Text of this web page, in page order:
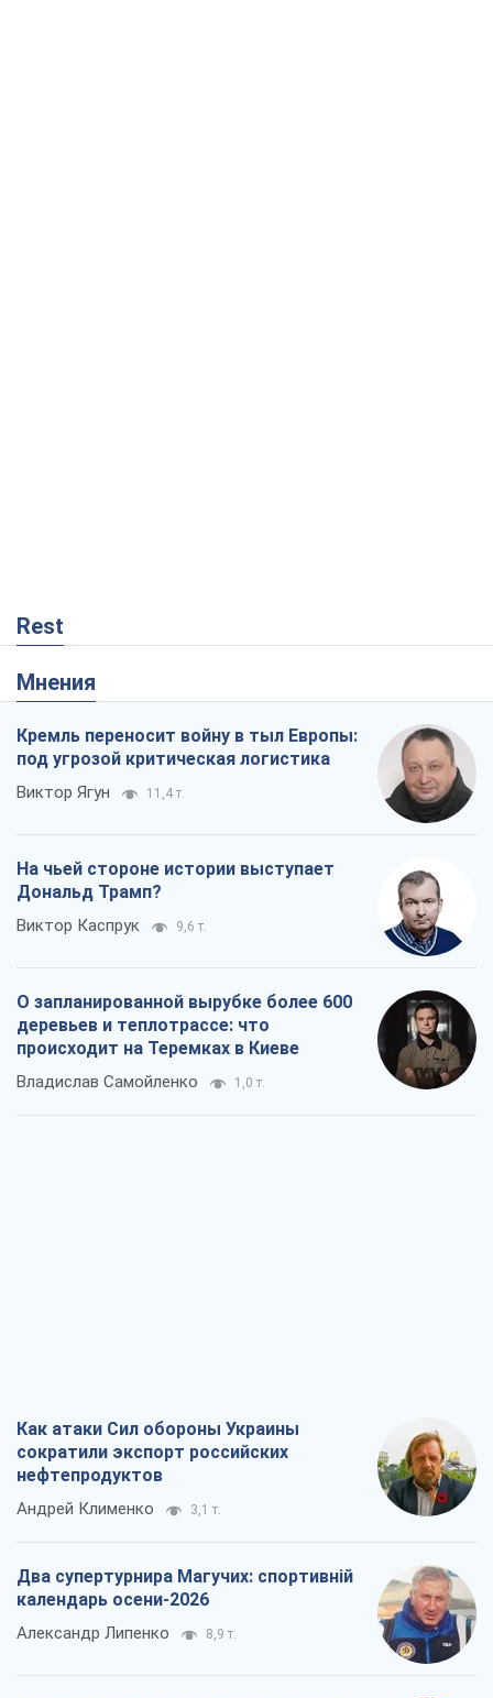
Rest
Мнения
Кремль переносит войну в тыл Европы:
под угрозой критическая логистика
Виктор Ягун 11,4 т.
На чьей стороне истории выступает
Дональд Трамп?
Виктор Каспрук 9,6 т.
О запланированной вырубке более 600
деревьев и теплотрассе: что
происходит на Теремках в Киеве
Владислав Самойленко 1,0 т.
Как атаки Сил обороны Украины
сократили экспорт российских
нефтепродуктов
Андрей Клименко 3,1 т.
Два супертурнира Магучих: спортивній
календарь осени-2026
Александр Липенко 8,9 т.